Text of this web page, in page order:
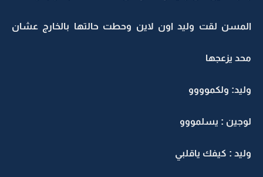
المسن لقت وليد اون لاين وحطت حالتها بالخارج عشان
محد يزعجها
وليد: ولكموووو
لوجين : يسلمووو
وليد : كيفك ياقلبي